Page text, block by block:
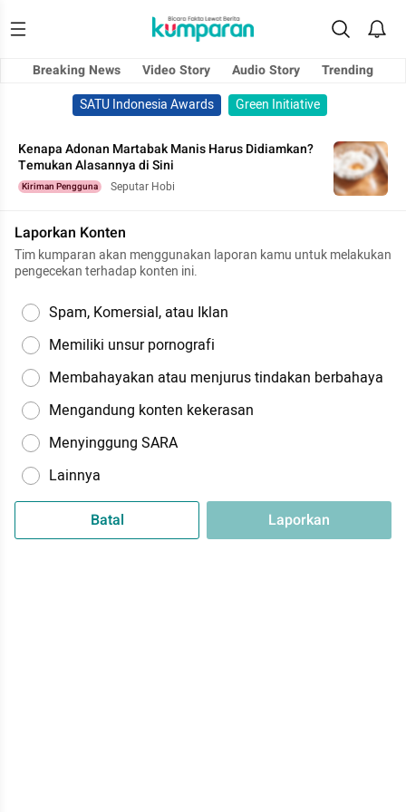
Breaking News Video Story Audio Story
Trending
SATU Indonesia Awards
Green Initiative
Kenapa Adonan Martabak Manis Harus Didiamkan?
Temukan Alasannya di Sini
Kiriman Pengguna Seputar Hobi
Laporkan Konten
Tim kumparan akan menggunakan laporan kamu untuk melakukan
pengecekan terhadap konten ini.
Spam, Komersial, atau Iklan
Memiliki unsur pornografi
Membahayakan atau menjurus tindakan berbahaya
Mengandung konten kekerasan
Menyinggung SARA
Lainnya
Batal Laporkan